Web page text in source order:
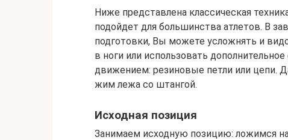
Ниже представлена классическая
подойдет для большинства атлетов. В
подготовки, Вы можете усложнять и
в ноги или использовать
движением: резиновые петли или цепи.
жим лежа со штангой.
Исходная позиция
Занимаем исходную позицию: ложимся